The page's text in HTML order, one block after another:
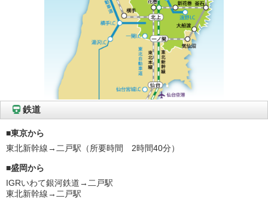
鉄道
■東京から
東北新幹線→二戸駅（所要時間 2時間40分）
■盛岡から
IGRいわて銀河鉄道→二戸駅
東北新幹線→二戸駅